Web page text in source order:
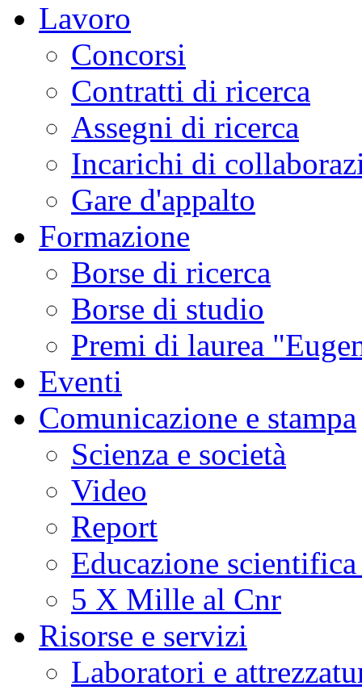
Lavoro
Concorsi
Contratti di ricerca
Assegni di ricerca
Incarichi di
Gare d'appalto
Formazione
Borse di ricerca
Borse di studio
Premi di laurea
Eventi
Comunicazione e stampa
Scienza e società
Video
Report
Educazione
5 X Mille al Cnr
Risorse e servizi
Laboratori e